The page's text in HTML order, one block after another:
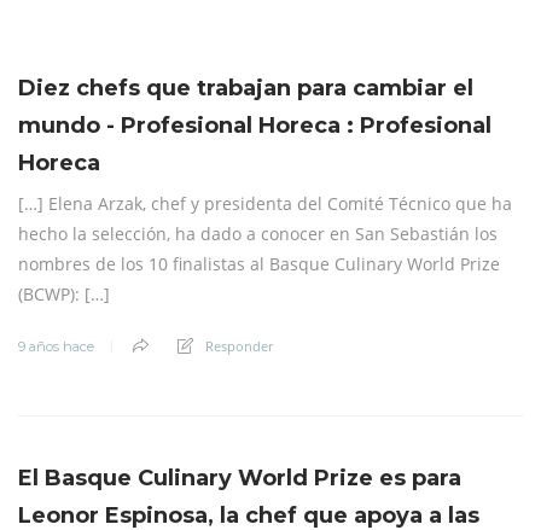
Diez chefs que trabajan para cambiar el
mundo - Profesional Horeca : Profesional
Horeca
[…] Elena Arzak, chef y presidenta del Comité Técnico que ha
hecho la selección, ha dado a conocer en San Sebastián los
nombres de los 10 finalistas al Basque Culinary World Prize
(BCWP): […]
9 años hace Responder
El Basque Culinary World Prize es para
Leonor Espinosa, la chef que apoya a las